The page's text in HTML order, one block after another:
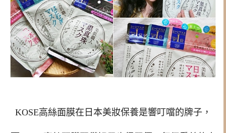
KOSE高絲面膜在日本美妝保養是響叮噹的牌子，